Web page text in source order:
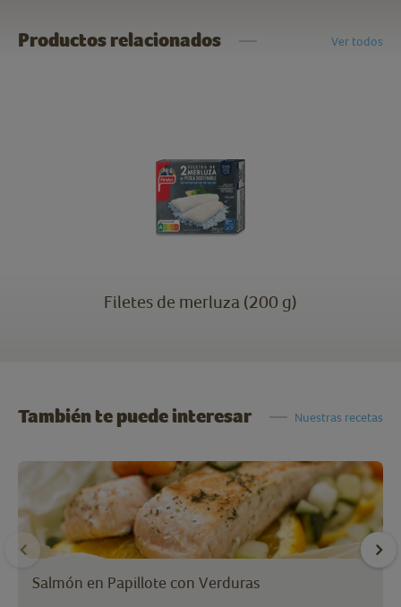
Productos relacionados Ver todos
Filetes de merluza (200 g)
También te puede interesar Nuestras recetas
Salmón en Papillote con Verduras